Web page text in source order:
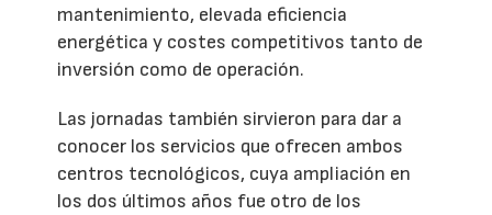
mantenimiento, elevada eficiencia
energética y costes competitivos tanto de
inversión como de operación.
Las jornadas también sirvieron para dar a
conocer los servicios que ofrecen ambos
centros tecnológicos, cuya ampliación en
los dos últimos años fue otro de los